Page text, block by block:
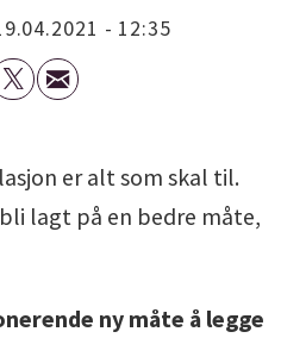
19.04.2021 - 12:35
er alt som skal til.
lagt på en bedre måte,
ny måte å legge